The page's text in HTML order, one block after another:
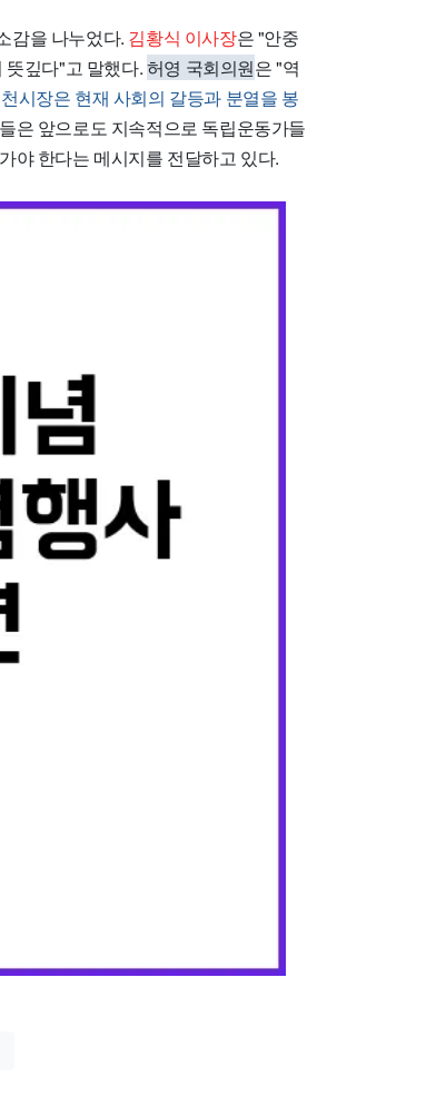
감을 나누었다. 김황식 이사장은 "안중
뜻깊다"고 말했다.허영 국회의원은 "역
시장은 현재 사회의 갈등과 분열을 봉
은 앞으로도 지속적으로 독립운동가들
야 한다는 메시지를 전달하고 있다.